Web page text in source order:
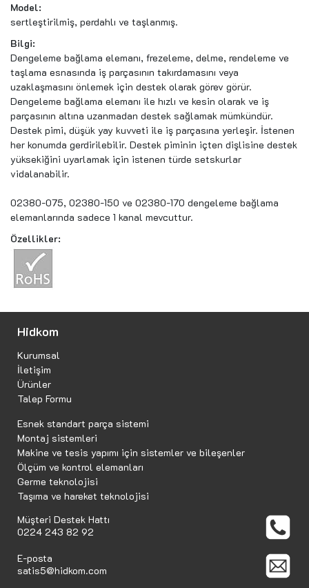
Model:
sertleştirilmiş, perdahlı ve taşlanmış.
Bilgi:
Dengeleme bağlama elemanı, frezeleme, delme, rendeleme ve
taşlama esnasında iş parçasının takırdamasını veya
uzaklaşmasını önlemek için destek olarak görev görür.
Dengeleme bağlama elemanı ile hızlı ve kesin olarak ve iş
parçasının altına uzanmadan destek sağlamak mümkündür.
Destek pimi, düşük yay kuvveti ile iş parçasına yerleşir. İstenen
her konumda gerdirilebilir. Destek piminin içten dişlisine destek
yüksekiğini uyarlamak için istenen türde setskurlar
vidalanabilir.
02380-075, 02380-150 ve 02380-170 dengeleme bağlama
elemanlarında sadece 1 kanal mevcuttur.
Özellikler:
Hidkom
Kurumsal
İletişim
Ürünler
Talep Formu
Esnek standart parça sistemi
Montaj sistemleri
Makine ve tesis yapımı için sistemler ve bileşenler
Ölçüm ve kontrol elemanları
Germe teknolojisi
Taşıma ve hareket teknolojisi
Müşteri Destek Hattı
0224 243 82 92
E-posta
satis5@hidkom.com